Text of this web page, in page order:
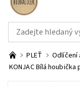
PLEŤ Odlíčení
KONJAC Bílá